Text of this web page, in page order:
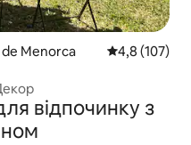
de Menorca Середня
4,8 (107)
відпочинку з